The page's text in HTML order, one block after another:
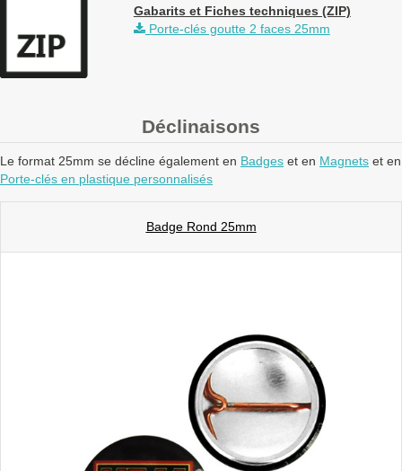
Gabarits et Fiches techniques (ZIP)
Porte-clés goutte 2 faces 25mm
Déclinaisons
Le format 25mm se décline également en Badges et en Magnets et en
Porte-clés en plastique personnalisés
Badge Rond 25mm